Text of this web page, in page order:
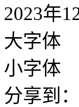
2023年
大字体
小字体
分享到：